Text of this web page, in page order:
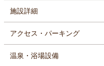
施設詳細
アクセス・パーキング
温泉・浴場設備